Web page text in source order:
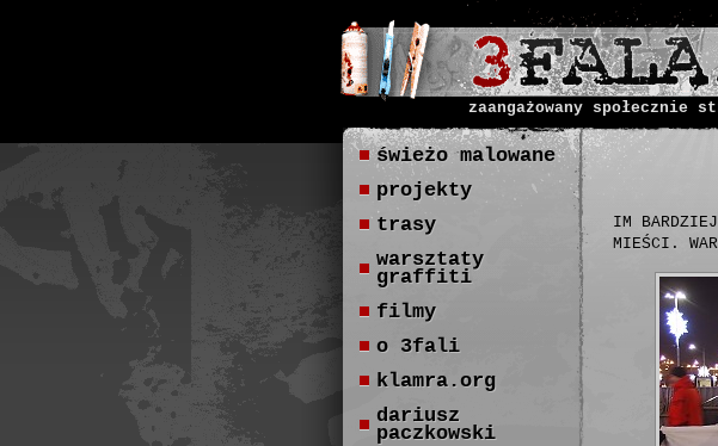
zaangażowany
IM
MIEŚCI.
świeżo malowane
projekty
trasy
warsztaty
graffiti
filmy
o 3fali
klamra.org
dariusz
paczkowski